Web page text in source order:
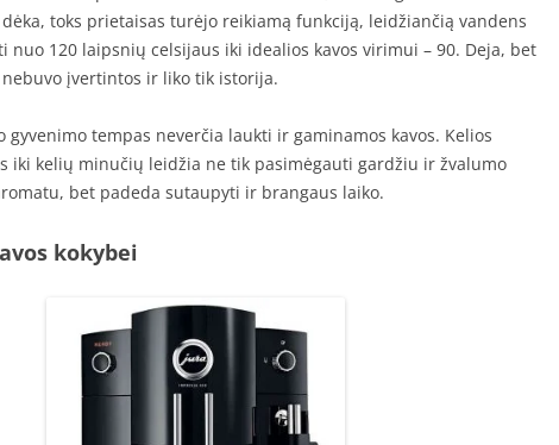
toks prietaisas turėjo reikiamą funkciją, leidžiančią vandens
nuo 120 laipsnių celsijaus iki idealios kavos virimui – 90. Deja, bet
įvertintos ir liko tik istorija.
gyvenimo tempas neverčia laukti ir gaminamos kavos. Kelios
iki kelių minučių leidžia ne tik pasimėgauti gardžiu ir žvalumo
bet padeda sutaupyti ir brangaus laiko.
kokybei